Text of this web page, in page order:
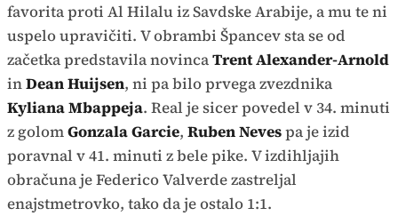
favorita proti Al Hilalu iz Savdske Arabije, a mu te ni
uspelo upravičiti. V obrambi Špancev sta se od
začetka predstavila novincaTrent Alexander-Arnold
inDean Huijsen, ni pa bilo prvega zvezdnika
Kyliana Mbappeja. Real je sicer povedel v 34. minuti
z golomGonzala Garcie, Ruben Nevespa je izid
poravnal v 41. minuti z bele pike. V izdihljajih
obračuna je Federico Valverde zastreljal
enajstmetrovko, tako da je ostalo 1:1.